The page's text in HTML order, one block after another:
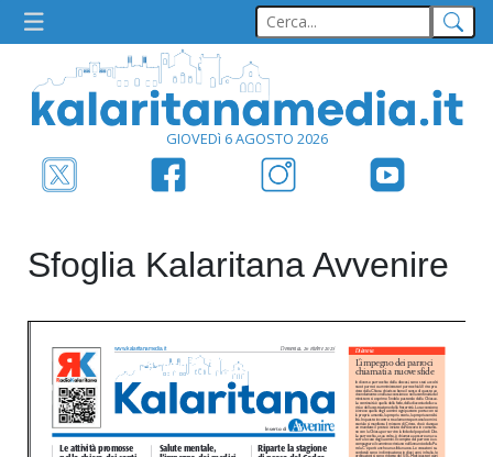
GIOVEDì 6 AGOSTO 2026
Sfoglia Kalaritana Avvenire